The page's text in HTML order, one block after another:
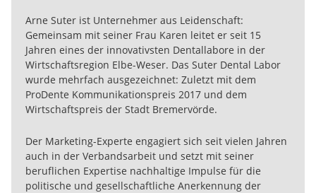
Arne Suter ist Unternehmer aus Leidenschaft:
Gemeinsam mit seiner Frau Karen leitet er seit 15
Jahren eines der innovativsten Dentallabore in der
Wirtschaftsregion Elbe-Weser. Das Suter Dental Labor
wurde mehrfach ausgezeichnet: Zuletzt mit dem
ProDente Kommunikationspreis 2017 und dem
Wirtschaftspreis der Stadt Bremervörde.
Der Marketing-Experte engagiert sich seit vielen Jahren
auch in der Verbandsarbeit und setzt mit seiner
beruflichen Expertise nachhaltige Impulse für die
politische und gesellschaftliche Anerkennung der